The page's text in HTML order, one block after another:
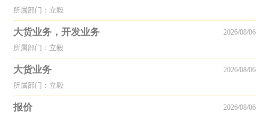
所属部门：立毅
大货业务，开发业务
所属部门：立毅
2026/08/06
大货业务
所属部门：立毅
2026/08/06
报价 2026/08/06